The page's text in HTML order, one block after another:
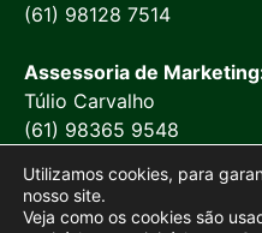
(61) 98128 7514
Assessoria de
Túlio Carvalho
(61) 98365 9548
Utilizamos cookies, para
nosso site.
Veja como os cookies são